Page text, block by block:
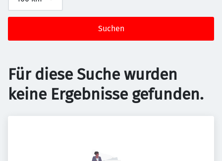
Suchen
Für diese Suche wurden
keine Ergebnisse gefunden.